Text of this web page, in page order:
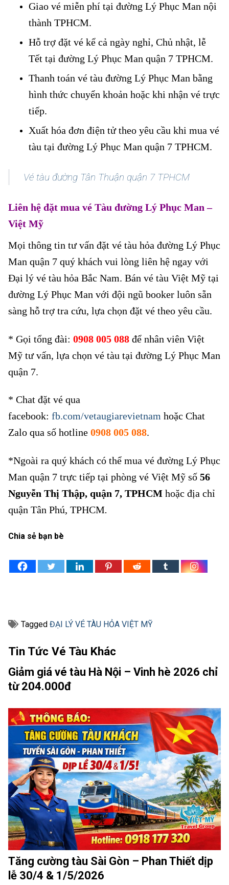
Giao vé miễn phí tại đường Lý Phục Man nội
thành TPHCM.
Hỗ trợ đặt vé kể cả ngày nghỉ, Chủ nhật, lễ
Tết tại đường Lý Phục Man quận 7 TPHCM.
Thanh toán vé tàu đường Lý Phục Man bằng
hình thức chuyển khoản hoặc khi nhận vé trực
tiếp.
Xuất hóa đơn điện tử theo yêu cầu khi mua vé
tàu tại đường Lý Phục Man quận 7 TPHCM.
Vé tàu đường Tân Thuận quận 7 TPHCM
Liên hệ đặt mua vé Tàu đường Lý Phục Man–
Việt Mỹ
Mọi thông tin tư vấn đặt vé tàu hỏa đường Lý Phục
Man quận 7 quý khách vui lòng liên hệ ngay với
Đại lý vé tàu hỏa Bắc Nam. Bán vé tàu Việt Mỹ tại
đường Lý Phục Man với đội ngũ booker luôn sẵn
sàng hỗ trợ tra cứu, lựa chọn đặt vé theo yêu cầu.
* Gọi tổng đài: 0908 005 088 để nhân viên Việt
Mỹ tư vấn, lựa chọn vé tàu tại đường Lý Phục Man
quận 7.
* Chat đặt vé qua
facebook: fb.com/vetaugiarevietnam hoặc Chat
Zalo qua số hotline 0908 005 088.
*Ngoài ra quý khách có thể mua vé đường Lý Phục
Man quận 7 trực tiếp tại phòng vé Việt Mỹ số 56
Nguyễn Thị Thập, quận 7, TPHCM hoặc địa chỉ
quận Tân Phú, TPHCM.
Chia sẻ bạn bè
Tagged ĐẠI LÝ VÉ TÀU HỎA VIỆT MỸ
Tin Tức Vé Tàu Khác
Giảm giá vé tàu Hà Nội – Vinh hè 2026 chỉ
từ 204.000đ
Tăng cường tàu Sài Gòn – Phan Thiết dịp
lễ 30/4 & 1/5/2026